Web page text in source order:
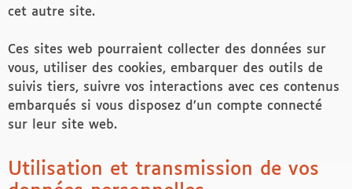
cet autre site.
Ces sites web pourraient collecter des données sur
vous, utiliser des cookies, embarquer des outils de
suivis tiers, suivre vos interactions avec ces contenus
embarqués si vous disposez d’un compte connecté
sur leur site web.
Utilisation et transmission de vos